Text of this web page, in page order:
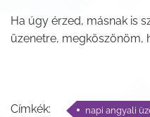
Ha úgy érzed, másnak is
üzenetre, megköszönöm,
Címkék: napi angyali